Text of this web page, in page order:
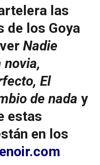
las
de los Goya
Nadie
novia,
El
de nada y
estas
en los